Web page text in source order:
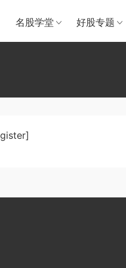
名股学堂 好股专题